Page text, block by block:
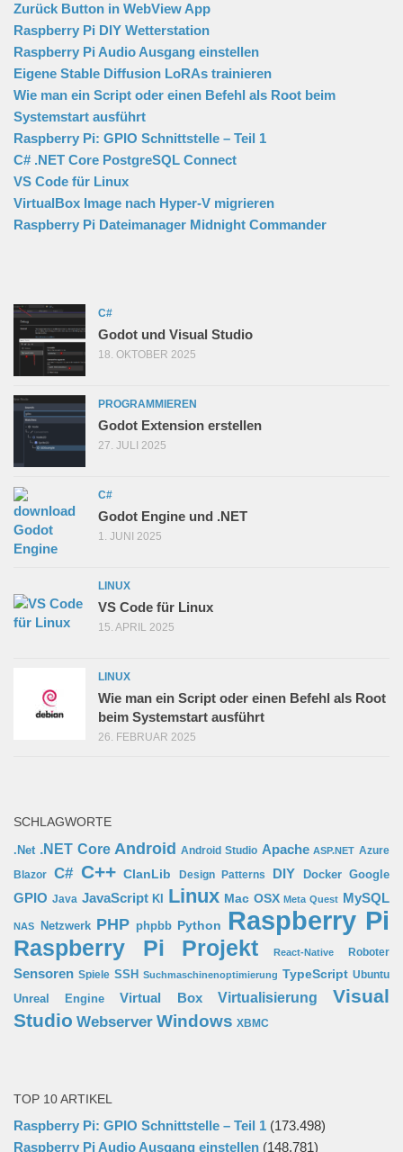
Zurück Button in WebView App
Raspberry Pi DIY Wetterstation
Raspberry Pi Audio Ausgang einstellen
Eigene Stable Diffusion LoRAs trainieren
Wie man ein Script oder einen Befehl als Root beim
Systemstart ausführt
Raspberry Pi: GPIO Schnittstelle – Teil 1
C# .NET Core PostgreSQL Connect
VS Code für Linux
VirtualBox Image nach Hyper-V migrieren
Raspberry Pi Dateimanager Midnight Commander
C#
Godot und Visual Studio
18. OKTOBER 2025
PROGRAMMIEREN
Godot Extension erstellen
27. JULI 2025
C#
Godot Engine und .NET
1. JUNI 2025
LINUX
VS Code für Linux
15. APRIL 2025
LINUX
Wie man ein Script oder einen Befehl als Root
beim Systemstart ausführt
26. FEBRUAR 2025
SCHLAGWORTE
.Net .NET Core Android Android Studio Apache ASP.NET Azure
Blazor C# C++ ClanLib Design Patterns DIY Docker Google
GPIO Java JavaScript KI Linux Mac OSX Meta Quest MySQL
NAS Netzwerk PHP phpbb Python Raspberry Pi
Raspberry Pi Projekt React-Native Roboter
Sensoren Spiele SSH Suchmaschinenoptimierung TypeScript Ubuntu
Unreal Engine
Virtual Box Virtualisierung
Visual
Studio Webserver Windows XBMC
TOP 10 ARTIKEL
Raspberry Pi: GPIO Schnittstelle – Teil 1 (173.498)
Raspberry Pi Audio Ausgang einstellen (148.781)